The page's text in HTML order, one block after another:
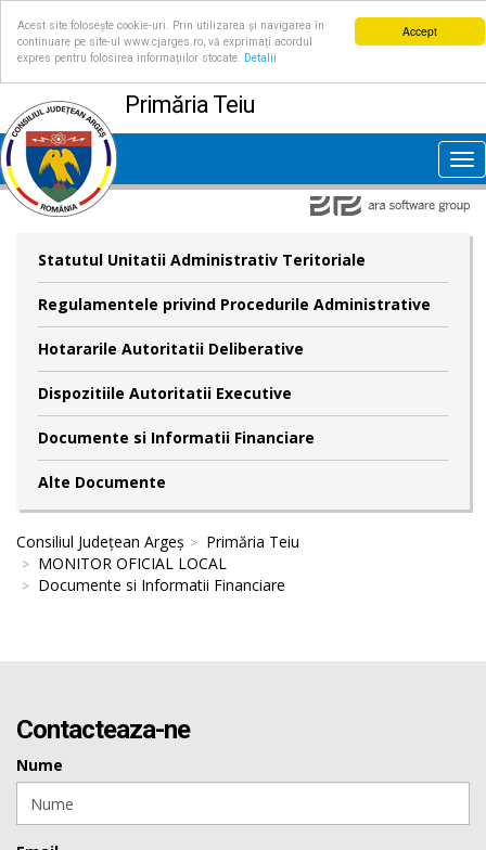
Accept
Acest site folosește cookie-uri. Prin utilizarea și navigarea în
continuare pe site-ul www.cjarges.ro, vă exprimați acordul
expres pentru folosirea informațiilor stocate.
Detalii
Primăria Teiu
Statutul Unitatii Administrativ Teritoriale
Regulamentele privind Procedurile Administrative
Hotararile Autoritatii Deliberative
Dispozitiile Autoritatii Executive
Documente si Informatii Financiare
Alte Documente
Consiliul Județean Argeș
Primăria Teiu
MONITOR OFICIAL LOCAL
Documente si Informatii Financiare
Contacteaza-ne
Nume